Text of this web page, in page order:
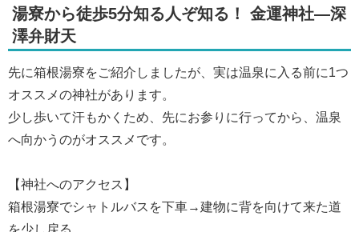
湯寮から徒歩5分知る人ぞ知る！ 金運神社―深
澤弁財天
先に箱根湯寮をご紹介しましたが、実は温泉に入る前に1つ
オススメの神社があります。
少し歩いて汗もかくため、先にお参りに行ってから、温泉
へ向かうのがオススメです。
【神社へのアクセス】
箱根湯寮でシャトルバスを下車→建物に背を向けて来た道
を少し戻る